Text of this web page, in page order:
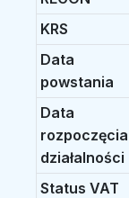
KRS
Data
powstania
Data
rozpoczęcia
działalności
Status VAT